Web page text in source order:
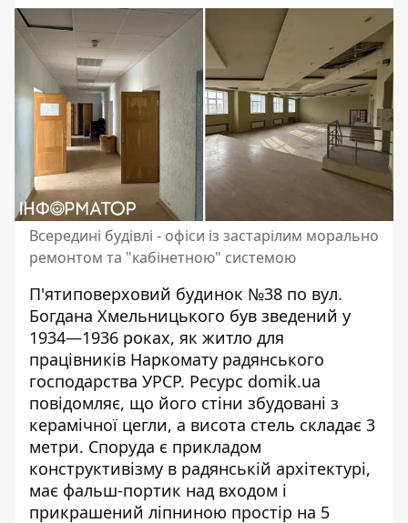
Всередині будівлі - офіси із застарілим морально
ремонтом та "кабінетною" системою
П'ятиповерховий будинок №38 по вул.
Богдана Хмельницького був зведений у
1934—1936 роках, як житло для
працівників Наркомату радянського
господарства УРСР. Ресурс domik.ua
повідомляє, що його стіни збудовані з
керамічної цегли, а висота стель складає 3
метри. Споруда є прикладом
конструктивізму в радянській архітектурі,
має фальш-портик над входом і
прикрашений ліпниною простір на 5